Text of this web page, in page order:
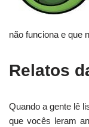
não funciona e que
Relatos
Quando a gente lê
que vocês leram